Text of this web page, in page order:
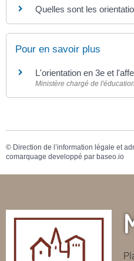
Quelles sont les
Pour en savoir plus
L'orientation en 3e et
Ministère chargé de l'éducation
© Direction de l’information légale et
comarquage developpé par baseo.io